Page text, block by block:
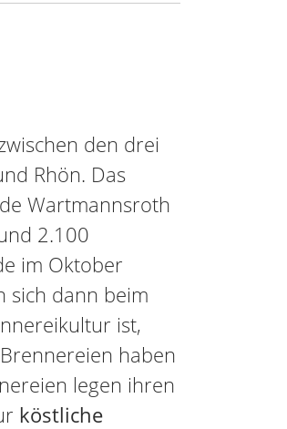
den drei
Rhön. Das
Wartmannsroth
2.100
im Oktober
sich dann beim
ist,
haben
legen ihren
köstliche